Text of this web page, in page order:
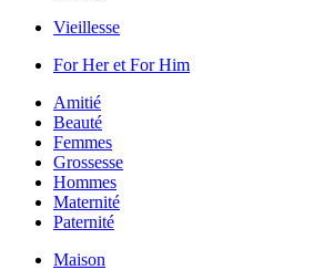
Vieillesse
For Her et For Him
Amitié
Beauté
Femmes
Grossesse
Hommes
Maternité
Paternité
Maison